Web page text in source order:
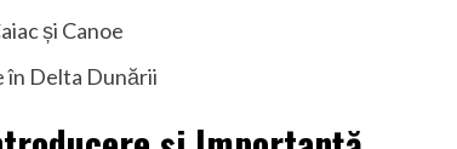
și Canoe
în Delta Dunării